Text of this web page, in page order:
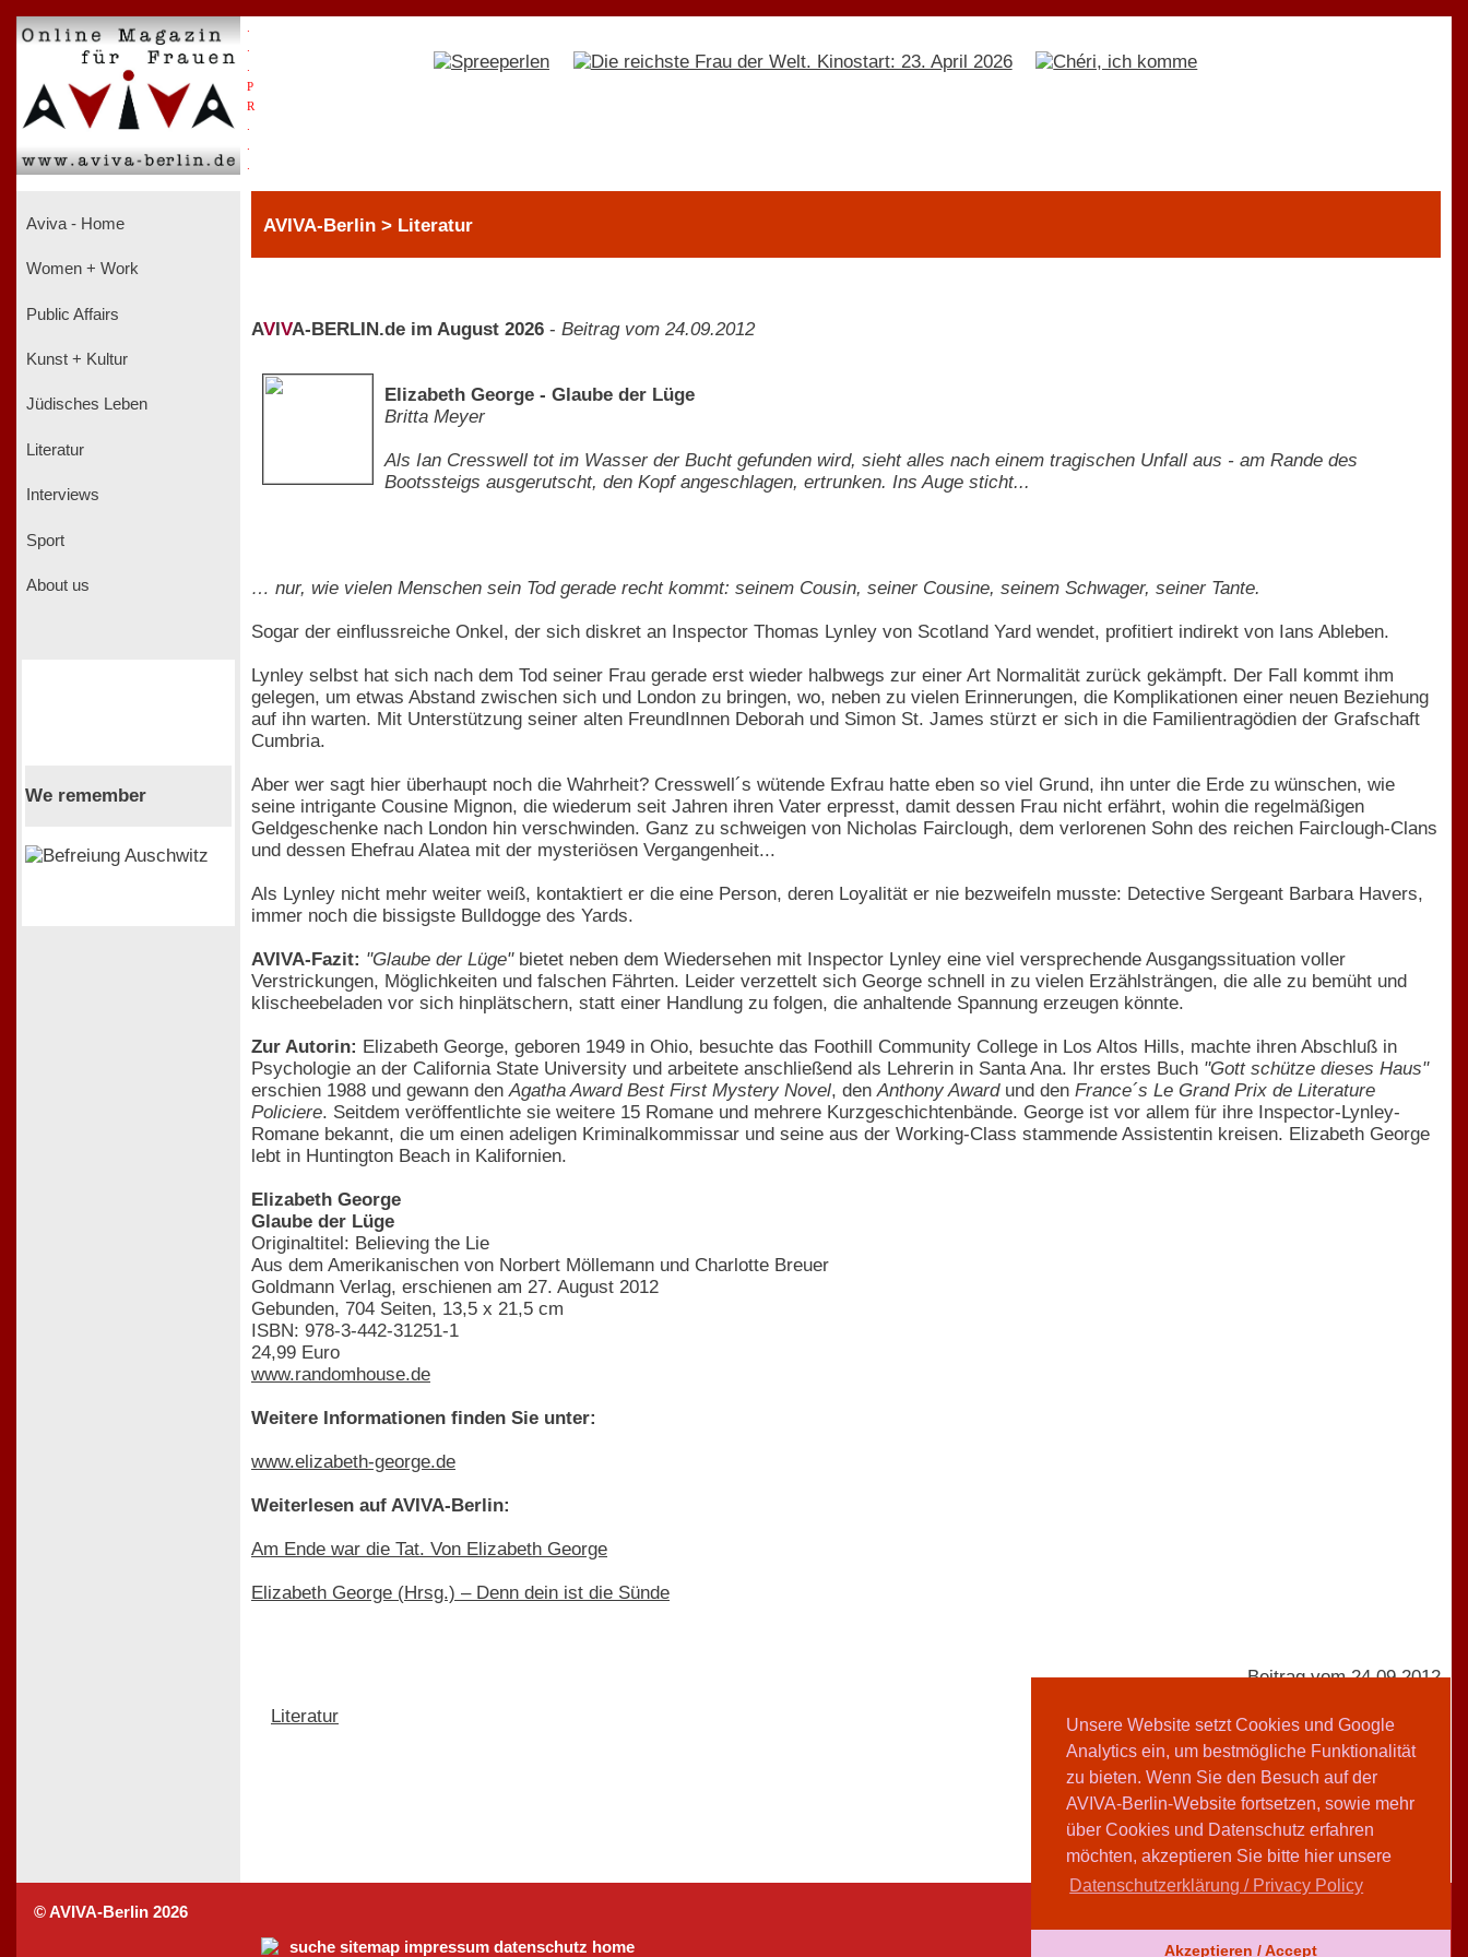
Unsere Website setzt Cookies und Google
Analytics ein, um bestmögliche Funktionalität
zu bieten. Wenn Sie den Besuch auf der
AVIVA-Berlin-Website fortsetzen, sowie mehr
über Cookies und Datenschutz erfahren
möchten, akzeptieren Sie bitte hier unsere
Datenschutzerklärung / Privacy Policy
Akzeptieren / Accept
P
R
Aviva - Home
Women + Work
Public Affairs
Kunst + Kultur
Jüdisches Leben
Literatur
Interviews
Sport
About us
We remember
AVIVA-Berlin > Literatur
AV VA-BERLIN.de im August 2026 - Beitrag vom 24.09.2012
Elizabeth George - Glaube der Lüge
Britta Meyer
Als Ian Cresswell tot im Wasser der Bucht gefunden wird, sieht alles nach einem tragischen Unfall aus - am Rande des
Bootssteigs ausgerutscht, den Kopf angeschlagen, ertrunken. Ins Auge sticht...
… nur, wie vielen Menschen sein Tod gerade recht kommt: seinem Cousin, seiner Cousine, seinem Schwager, seiner Tante.
Sogar der einflussreiche Onkel, der sich diskret an Inspector Thomas Lynley von Scotland Yard wendet, profitiert indirekt von Ians Ableben.
Lynley selbst hat sich nach dem Tod seiner Frau gerade erst wieder halbwegs zur einer Art Normalität zurück gekämpft. Der Fall kommt ihm
gelegen, um etwas Abstand zwischen sich und London zu bringen, wo, neben zu vielen Erinnerungen, die Komplikationen einer neuen Beziehung
auf ihn warten. Mit Unterstützung seiner alten FreundInnen Deborah und Simon St. James stürzt er sich in die Familientragödien der Grafschaft
Cumbria.
Aber wer sagt hier überhaupt noch die Wahrheit? Cresswell´s wütende Exfrau hatte eben so viel Grund, ihn unter die Erde zu wünschen, wie
seine intrigante Cousine Mignon, die wiederum seit Jahren ihren Vater erpresst, damit dessen Frau nicht erfährt, wohin die regelmäßigen
Geldgeschenke nach London hin verschwinden. Ganz zu schweigen von Nicholas Fairclough, dem verlorenen Sohn des reichen Fairclough-Clans
und dessen Ehefrau Alatea mit der mysteriösen Vergangenheit...
Als Lynley nicht mehr weiter weiß, kontaktiert er die eine Person, deren Loyalität er nie bezweifeln musste: Detective Sergeant Barbara Havers,
immer noch die bissigste Bulldogge des Yards.
AVIVA-Fazit: "Glaube der Lüge"bietet neben dem Wiedersehen mit Inspector Lynley eine viel versprechende Ausgangssituation voller
Verstrickungen, Möglichkeiten und falschen Fährten. Leider verzettelt sich George schnell in zu vielen Erzählsträngen, die alle zu bemüht und
klischeebeladen vor sich hinplätschern, statt einer Handlung zu folgen, die anhaltende Spannung erzeugen könnte.
Zur Autorin: Elizabeth George, geboren 1949 in Ohio, besuchte das Foothill Community College in Los Altos Hills, machte ihren Abschluß in
Psychologie an der California State University und arbeitete anschließend als Lehrerin in Santa Ana. Ihr erstes Buch "Gott schütze dieses Haus"
erschien 1988 und gewann denAgatha Award Best First Mystery Novel, denAnthony Awardund den France´s Le Grand Prix de Literature
Policiere. Seitdem veröffentlichte sie weitere 15 Romane und mehrere Kurzgeschichtenbände. George ist vor allem für ihre Inspector-Lynley-
Romane bekannt, die um einen adeligen Kriminalkommissar und seine aus der Working-Class stammende Assistentin kreisen. Elizabeth George
lebt in Huntington Beach in Kalifornien.
Elizabeth George
Glaube der Lüge
Originaltitel: Believing the Lie
Aus dem Amerikanischen von Norbert Möllemann und Charlotte Breuer
Goldmann Verlag, erschienen am 27. August 2012
Gebunden, 704 Seiten, 13,5 x 21,5 cm
ISBN: 978-3-442-31251-1
24,99 Euro
www.randomhouse.de
Weitere Informationen finden Sie unter:
www.elizabeth-george.de
Weiterlesen auf AVIVA-Berlin:
Am Ende war die Tat. Von Elizabeth George
Elizabeth George (Hrsg.) – Denn dein ist die Sünde
Literatur
Beitrag vom 24.09.2012
Britta Meyer
Teilen
© AVIVA-Berlin 2026
suche sitemap impressum datenschutz home